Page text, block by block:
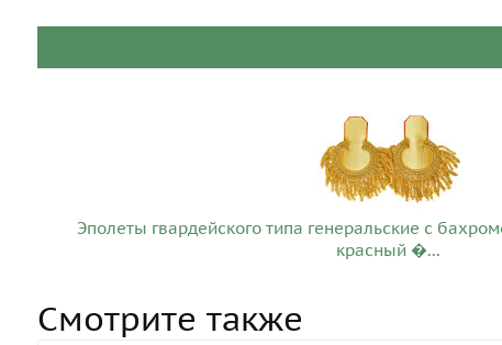
Эполеты гвардейского типа генеральские с
красный �...
Смотрите также